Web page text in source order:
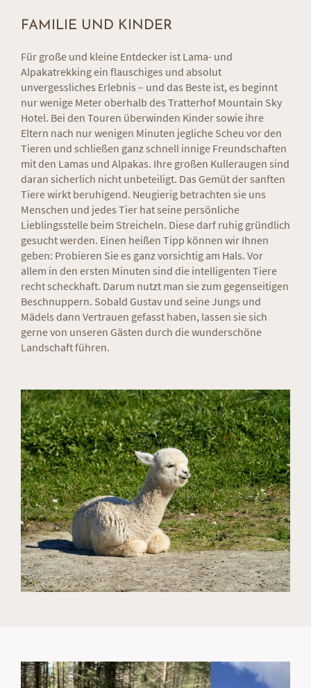
Wellness für den Kopf. Bei all diesen positiven Aspekten
Herzen der Südtiroler und ihrer Gäste im Sturm erobert
haben. In unseren Bergen sind sie einfach wie zu Hause.
FAMILIE UND KINDER
Für große und kleine Entdecker ist Lama- und
Alpakatrekking ein flauschiges und absolut
unvergessliches Erlebnis – und das Beste ist, es beginnt
nur wenige Meter oberhalb des Tratterhof Mountain Sky
Hotel. Bei den Touren überwinden Kinder sowie ihre
Eltern nach nur wenigen Minuten jegliche Scheu vor den
Tieren und schließen ganz schnell innige Freundschaften
mit den Lamas und Alpakas. Ihre großen Kulleraugen sind
daran sicherlich nicht unbeteiligt. Das Gemüt der sanften
Tiere wirkt beruhigend. Neugierig betrachten sie uns
Menschen und jedes Tier hat seine persönliche
Lieblingsstelle beim Streicheln. Diese darf ruhig gründlich
gesucht werden. Einen heißen Tipp können wir Ihnen
geben: Probieren Sie es ganz vorsichtig am Hals. Vor
allem in den ersten Minuten sind die intelligenten Tiere
recht scheckhaft. Darum nutzt man sie zum gegenseitigen
Beschnuppern. Sobald Gustav und seine Jungs und
Mädels dann Vertrauen gefasst haben, lassen sie sich
gerne von unseren Gästen durch die wunderschöne
Landschaft führen.